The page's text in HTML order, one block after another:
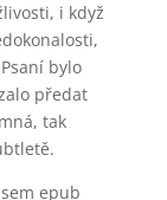
i když
bylo
předat
tak
epub